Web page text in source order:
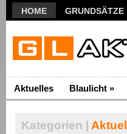
HOME GRUNDSÄTZE
Aktuelles Blaulicht »
Kategorien |